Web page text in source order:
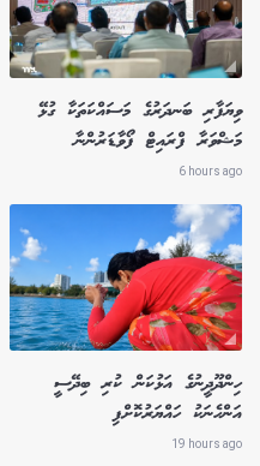
ވިޔަފާރި ބަނދަރުގެ މަސައްކަތަކާ ގުޅޭ
މަޝްވަރާ ފްރައިޓް ފޯވާޑަރުންނާ
6 hours ago
ހިންދޫދީނުގެ އަޅުކަން ކުރި ބިދޭސީ
އަންހެނަކު ހައްޔަރުކޮށްފި
19 hours ago